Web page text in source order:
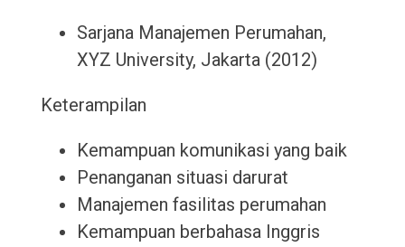
Sarjana Manajemen Perumahan,
XYZ University, Jakarta (2012)
Keterampilan
Kemampuan komunikasi yang baik
Penanganan situasi darurat
Manajemen fasilitas perumahan
Kemampuan berbahasa Inggris